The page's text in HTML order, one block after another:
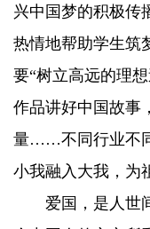
兴中国梦的积极传
热情地帮助学生筑
要“树立高远的理
作品讲好中国故事
量……不同行业不
小我融入大我，为
爱国，是人世间